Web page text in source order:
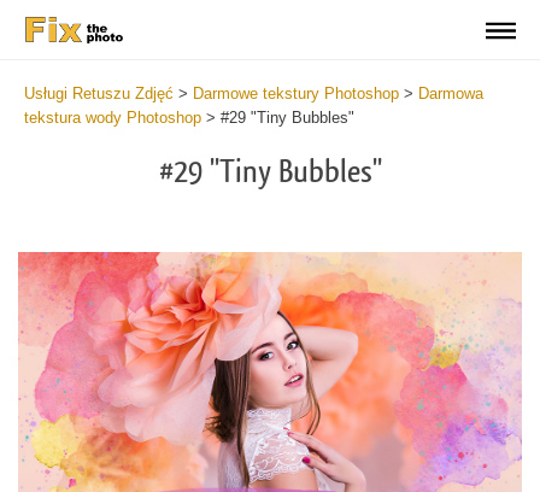
Usługi Retuszu Zdjęć > Darmowe tekstury Photoshop > Darmowa
tekstura wody Photoshop > #29 "Tiny Bubbles"
#29 "Tiny Bubbles"